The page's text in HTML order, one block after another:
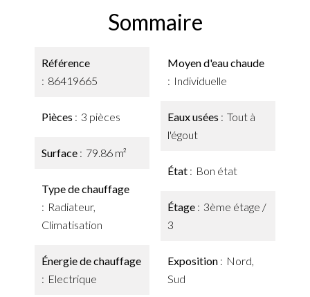
Sommaire
Référence
86419665
Pièces 3 pièces
Surface 79.86 m²
Type de chauffage
Radiateur,
Climatisation
Énergie de chauffage
Electrique
Moyen d'eau chaude
Individuelle
Eaux usées
Tout à
l'égout
État Bon état
Étage
3ème étage /
3
Exposition
Nord,
Sud